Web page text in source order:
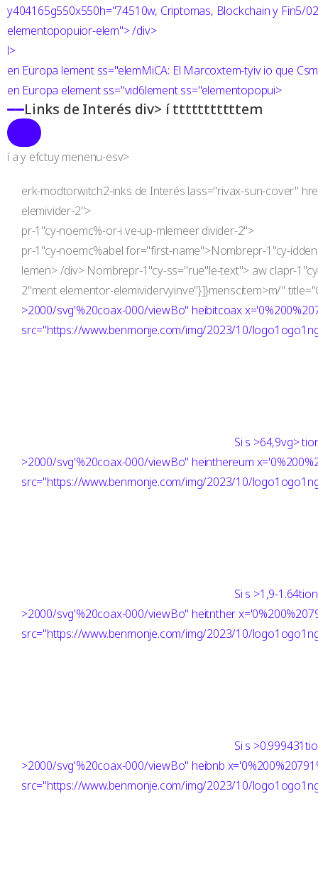
y404165g550x550h="74510w, Criptomas, Blockchain y Fin5/
elementopopuior-elem"> /div>
l>
en Europa lement ss="elemMiCA: El Marcoxtem-tyiv io que
en Europa element ss="vid6lement ss="elementopopui>
Links de Interés div> í tttttttttttem
í a y efctuy menenu-esv>
erk-modtorwitch2-inks de Interés lass="rivax-sun-cover"
elemivider-2">
pr-1"cy-noemc%-or-i ve-up-mlemeer divider-2">
pr-1"cy-noemc%abel for="first-name">Nombrepr-1"cy-
lemen> /div> Nombrepr-1"cy-ss="rue"le-text"> aw clapr-
2"ment elementor-elemividervyinve"}]}menscitem>m/"
>2000/svg'%20coax-000/viewBo" heibitcoax
src="https://www.benmonje.com/img/2023/10/
Si s >64,9vg>
>2000/svg'%20coax-000/viewBo" heinthereum
src="https://www.benmonje.com/img/2023/10/
Si s >1,9-
>2000/svg'%20coax-000/viewBo" heitnther
src="https://www.benmonje.com/img/2023/10/
Si s
>2000/svg'%20coax-000/viewBo" heibnb
src="https://www.benmonje.com/img/2023/10/